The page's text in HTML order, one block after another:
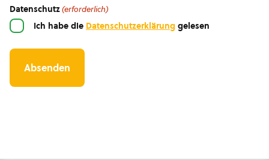
Datenschutz(erforderlich)
Ich habe die Datenschutzerklärung gelesen